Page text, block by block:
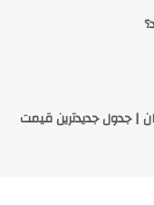
۵ تا ۴۰ میلیون تومان | جدول جدیدترین قیمت